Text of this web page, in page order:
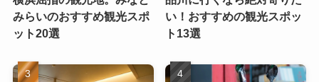
みらいのおすすめ観光スポ
ット20選
い！おすすめの観光スポッ
ト13選